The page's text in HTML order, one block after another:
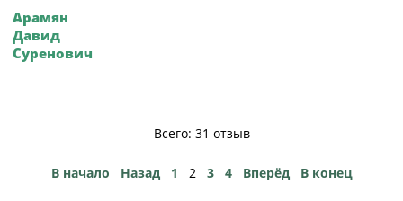
Арамян
Давид
Суренович
Всего: 31 отзыв
В начало Назад 1 2 3 4 Вперёд В конец